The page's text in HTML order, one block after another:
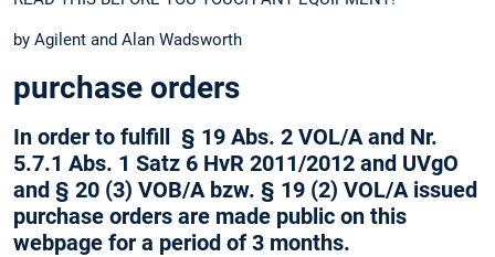
by Agilent and Alan Wadsworth
purchase orders
In order to fulfill § 19 Abs. 2 VOL/A and Nr.
5.7.1 Abs. 1 Satz 6 HvR 2011/2012 and UVgO
and § 20 (3) VOB/A bzw. § 19 (2) VOL/A issued
purchase orders are made public on this
webpage for a period of 3 months.